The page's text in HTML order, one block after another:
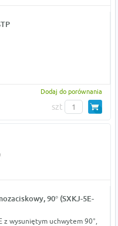
Dodaj do porównania
szt
90° (SXKJ-5E-
z wysuniętym uchwytem 90°,